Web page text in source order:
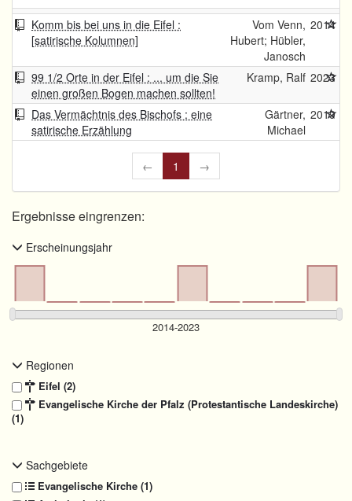
Komm bis bei uns in die Eifel :
[satirische Kolumnen]
Vom Venn,
Hubert; Hübler,
Janosch
2014
99 1/2 Orte in der Eifel : ... um die Sie
einen großen Bogen machen sollten!
Kramp, Ralf 2023
Das Vermächtnis des Bischofs : eine
satirische Erzählung
Gärtner,
Michael
2019
← 1 →
Ergebnisse eingrenzen:
Erscheinungsjahr
Regionen
Eifel (2)
Evangelische Kirche der Pfalz (Protestantische Landeskirche)
(1)
Sachgebiete
Evangelische Kirche (1)